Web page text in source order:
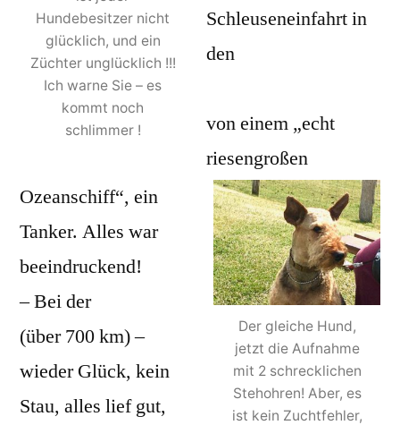
Hundebesitzer nicht
glücklich, und ein
Züchter unglücklich !!!
Ich warne Sie – es
kommt noch
schlimmer !
Der gleiche Hund,
jetzt die Aufnahme
mit 2 schrecklichen
Stehohren! Aber, es
ist kein Zuchtfehler,
Schleuseneinfahrt in
den
von einem „echt
riesengroßen
Ozeanschiff“, ein
Tanker. Alles war
beeindruckend!
– Bei der
(über 700 km) –
wieder Glück, kein
Stau, alles lief gut,